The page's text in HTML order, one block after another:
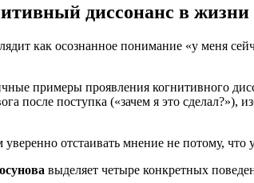
диссонанс в жизни
как осознанное понимание «у меня
примеры проявления когнитивного
после поступка («зачем я это
отстаивать мнение не потому,
выделяет четыре конкретных